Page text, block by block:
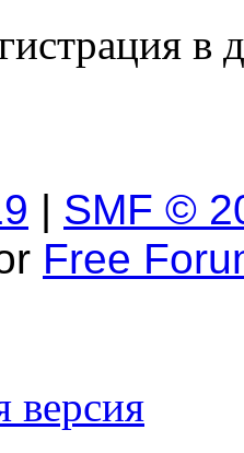
в
| SMF ©
Free
версия